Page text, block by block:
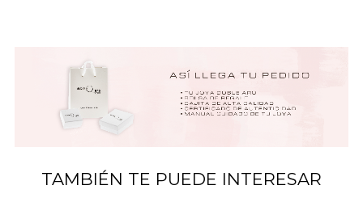
TAMBIÉN TE PUEDE INTERESAR